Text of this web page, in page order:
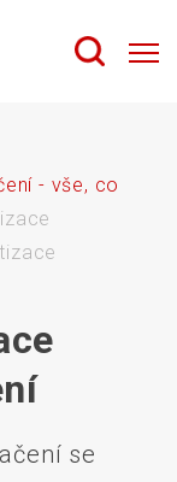
- vše, co
se